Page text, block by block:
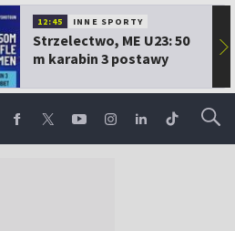
12:45 INNE SPORTY
Strzelectwo, ME U23: 50
m karabin 3 postawy
▶